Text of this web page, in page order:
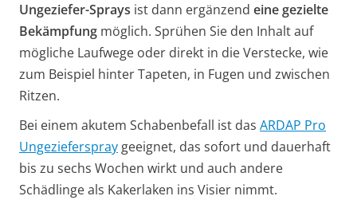
Ungeziefer-Sprays ist dann ergänzend eine gezielte
Bekämpfung möglich. Sprühen Sie den Inhalt auf
mögliche Laufwege oder direkt in die Verstecke, wie
zum Beispiel hinter Tapeten, in Fugen und zwischen
Ritzen.
Bei einem akutem Schabenbefall ist das ARDAP Pro
Ungezieferspray geeignet, das sofort und dauerhaft
bis zu sechs Wochen wirkt und auch andere
Schädlinge als Kakerlaken ins Visier nimmt.